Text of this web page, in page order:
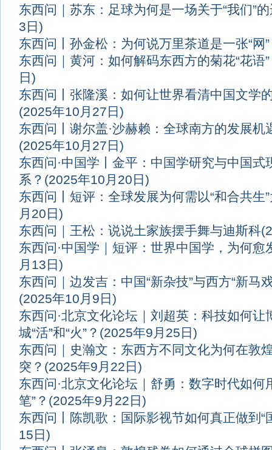
东西问｜苏东：足球为何是一场关于“我们”
3日)
东西问丨孙金松：为何说万里茶道是一张“网
东西问｜黄河：如何解码东西方的菊花“花语
日)
东西问丨张隆溪：如何让世界看清中国文学
(2025年10月27日)
东西问丨谢尔盖·沙赫赖：全球南方的发展机
(2025年10月27日)
东西问·中国学丨金平：中国学研究与中国式
系？ (2025年10月20日)
东西问丨短评：全球发展为何需以“和合共生
月20日)
东西问｜王松：说说土家族摆手舞与迪斯科
东西问·中国学｜短评：世界中国学，为何愈
月13日)
东西问｜边发吉：中国“新杂技”与西方“新马
(2025年10月9日)
东西问·北京文化论坛｜刘超英：科技如何让
城“活”和“火”？ (2025年9月25日)
东西问｜史瀚文：东西方不同文化为何在敦
突？ (2025年9月22日)
东西问·北京文化论坛｜舒勇：数字时代如何
笔”？ (2025年9月22日)
东西问丨陈凯歌：国际影视节如何真正做到“
15日)